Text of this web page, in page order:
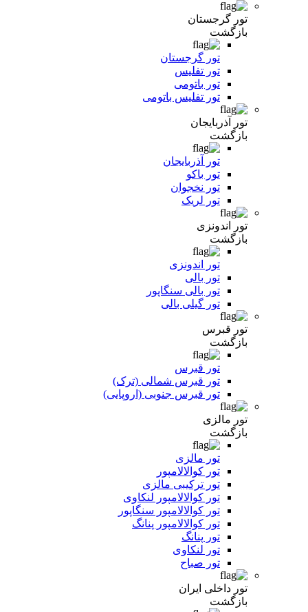
تور گرجستان
بازگشت
تور گرجستان
تور تفلیس
تور باتومی
تور تفلیس باتومی
تور آذربایجان
بازگشت
تور آذربایجان
تور باکو
تور نخجوان
تور لریک
تور اندونزی
بازگشت
تور اندونزی
تور بالی
تور بالی سنگاپور
تور گیلی بالی
تور قبرس
بازگشت
تور قبرس
تور قبرس شمالی (ترک)
تور قبرس جنوبی (اروپایی)
تور مالزی
بازگشت
تور مالزی
تور کوالالامپور
تور ترکیبی مالزی
تور کوالالامپور لنکاوی
تور کوالالامپور سنگاپور
تور کوالالامپور پنانگ
تور پنانگ
تور لنکاوی
تور صباح
تور داخلی ایران
بازگشت